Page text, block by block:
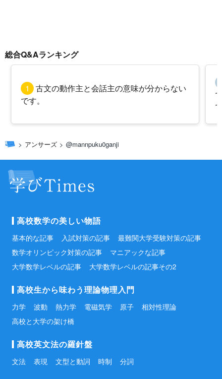
総合Q&Aランキング
1
古文の動作主と会話主の意味が分からない
です。
アンサーズ @mannpuku0ganji
高校数学の美しい物語
基本的な記事 入試対策の記事
最難関大学受験対策の記事
数学オリンピック対策の記事
マニアックな記事
大学数学レベルの記事
大学数学レベルの記事その2
高校生から味わう理論物理入門
力学 波動 熱力学 電磁気学 原子
相対性理論
高校と大学の架け橋
高校英文法の羅針盤
文法 表現 文型と動詞 時制 分詞